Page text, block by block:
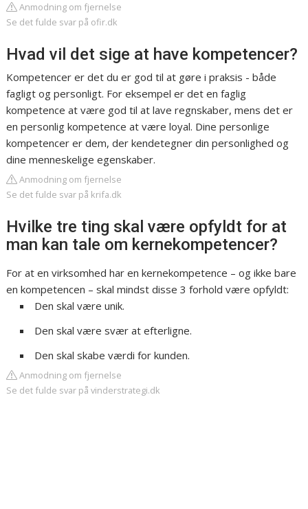
Anmodning om fjernelse
Se det fulde svar på ofir.dk
Hvad vil det sige at have kompetencer?
Kompetencer er det du er god til at gøre i praksis - både
fagligt og personligt. For eksempel er det en faglig
kompetence at være god til at lave regnskaber, mens det er
en personlig kompetence at være loyal. Dine personlige
kompetencer er dem, der kendetegner din personlighed og
dine menneskelige egenskaber.
Anmodning om fjernelse
Se det fulde svar på krifa.dk
Hvilke tre ting skal være opfyldt for at
man kan tale om kernekompetencer?
For at en virksomhed har en kernekompetence – og ikke bare
en kompetencen – skal mindst disse 3 forhold være opfyldt:
Den skal være unik.
Den skal være svær at efterligne.
Den skal skabe værdi for kunden.
Anmodning om fjernelse
Se det fulde svar på vinderstrategi.dk